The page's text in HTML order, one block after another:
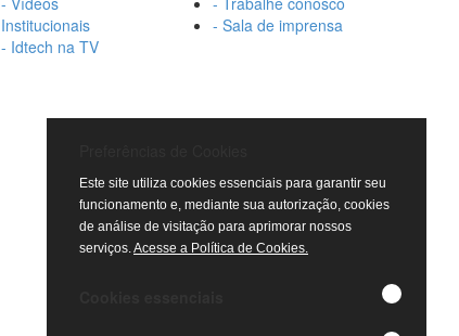
Institucionais
- Idtech na TV
- Sala de imprensa
Este site utiliza cookies essenciais para garantir seu
funcionamento e, mediante sua autorização, cookies
de análise de visitação para aprimorar nossos
serviços.Acesse a Política de Cookies.